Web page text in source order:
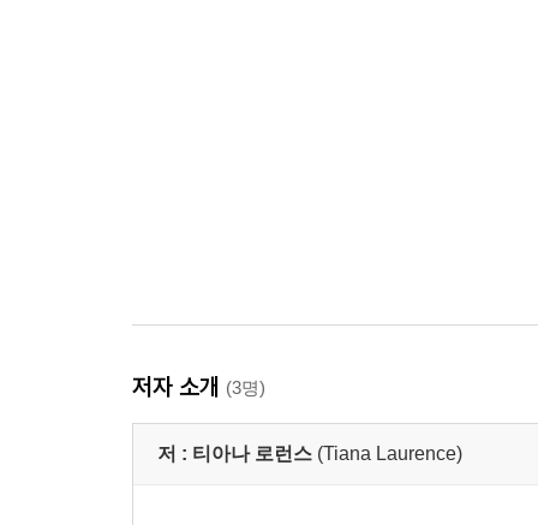
저자 소개 (3명)
저 : 티아나 로런스 (Tiana Laurence)